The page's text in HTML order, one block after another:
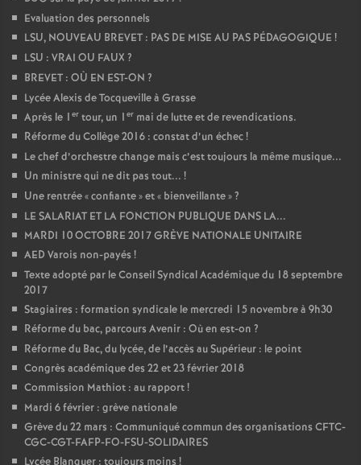
Evaluation des personnels
LSU, NOUVEAU BREVET : PAS DE MISE AU PAS PÉDAGOGIQUE !
LSU : VRAI OU FAUX ?
BREVET : OÙ EN EST-ON ?
Lycée Alexis de Tocqueville à Grasse
Après le 1 er tour, un 1 er mai de lutte et de revendications.
Réforme du Collège 2016 : constat d’un échec!
Le chef d’orchestre change mais c’est toujours la même musique...
Un ministre qui ne dit pas tout... !
Une rentrée «confiante» et « bienveillante»?
LE SALARIAT ET LA FONCTION PUBLIQUE DANS LA...
MARDI 10 OCTOBRE 2017 GRÈVE NATIONALE UNITAIRE
AED Varois non-payés !
Texte adopté par le Conseil Syndical Académique du 18 septembre
2017
Stagiaires : formation syndicale le mercredi 15 novembre à 9h30
Réforme du bac, parcours Avenir : Où en est-on ?
Réforme du Bac, du lycée, de l’accès au Supérieur : le point
Congrès académique des 22 et 23 février 2018
Commission Mathiot : au rapport!
Mardi 6 février : grève nationale
Grève du 22 mars : Communiqué commun des organisations CFTC-
CGC-CGT-FAFP-FO-FSU-SOLIDAIRES